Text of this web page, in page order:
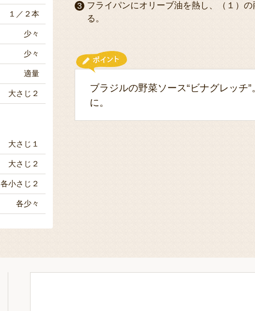
１／２本
少々
少々
適量
大さじ２
大さじ１
大さじ２
各小さじ２
各少々
フライパンにオリーブ油を熱し、（１）
る。
ブラジルの野菜ソース“ビナグレッチ
に。